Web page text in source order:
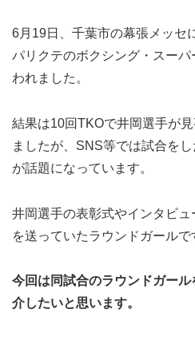
6月19日、千葉市の幕張メッセ
パリクテのボクシング・スー
われました。
結果は10回TKOで井岡選手が
ましたが、SNS等では試合を
が話題になっています。
井岡選手の表彰式やインタビ
を送っていたラウンドガールで
今回は同試合のラウンドガー
介したいと思います。